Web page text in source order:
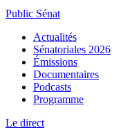
Public Sénat
Actualités
Sénatoriales 2026
Émissions
Documentaires
Podcasts
Programme
Le direct